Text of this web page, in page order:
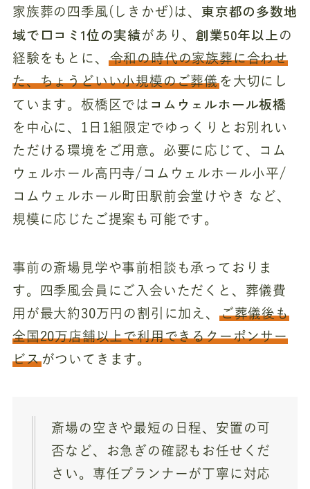
家族葬の四季風(しきかぜ)は、 東京都の多数地
域で口コミ1位の実績があり、創業50年以上 の
経験をもとに、
令和の時代の家族葬に合わせ
た、ちょうどいい小規模のご葬儀 を大切にし
ています。板橋区では コムウェルホール板橋
を中心に、1日1組限定でゆっくりとお別れい
ただける環境をご用意。必要に応じて、コム
ウェルホール高円寺/コムウェルホール小平/
コムウェルホール町田駅前会堂けやき など、
規模に応じたご提案も可能です。
事前の斎場見学や事前相談も承っておりま
す。四季風会員にご入会いただくと、葬儀費
用が最大約30万円の割引に加え、
ご葬儀後も
全国20万店舗以上で利用できるクーポンサー
ビスがついてきます。
斎場の空きや最短の日程、安置の可
否など、お急ぎの確認もお任せくだ
さい。専任プランナーが丁寧に対応